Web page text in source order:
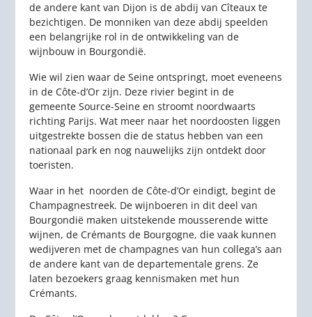
de andere kant van Dijon is de abdij van Cîteaux te
bezichtigen. De monniken van deze abdij speelden
een belangrijke rol in de ontwikkeling van de
wijnbouw in Bourgondië.
Wie wil zien waar de Seine ontspringt, moet eveneens
in de Côte-d’Or zijn. Deze rivier begint in de
gemeente Source-Seine en stroomt noordwaarts
richting Parijs. Wat meer naar het noordoosten liggen
uitgestrekte bossen die de status hebben van een
nationaal park en nog nauwelijks zijn ontdekt door
toeristen.
Waar in het noorden de Côte-d’Or eindigt, begint de
Champagnestreek. De wijnboeren in dit deel van
Bourgondië maken uitstekende mousserende witte
wijnen, de Crémants de Bourgogne, die vaak kunnen
wedijveren met de champagnes van hun collega’s aan
de andere kant van de departementale grens. Ze
laten bezoekers graag kennismaken met hun
Crémants.